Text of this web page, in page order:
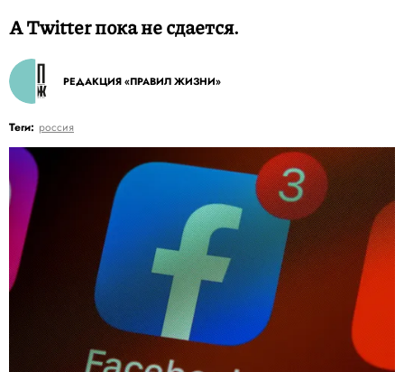
А Twitter пока не сдается.
РЕДАКЦИЯ «ПРАВИЛ ЖИЗНИ»
Теги: россия